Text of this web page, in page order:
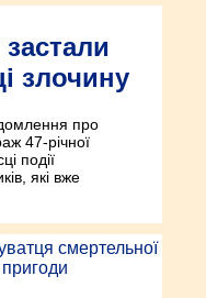
злочину
про
47-річної
події
які вже